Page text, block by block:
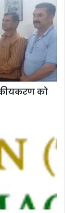
को